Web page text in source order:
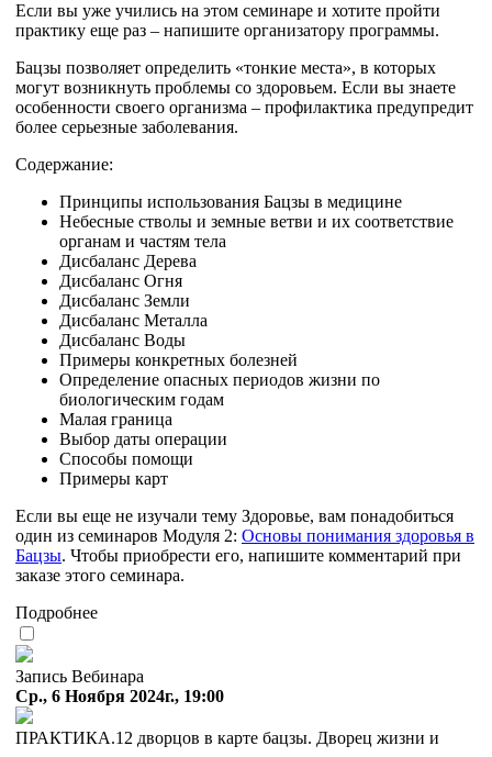
Если вы уже учились на этом семинаре и хотите пройти
практику еще раз – напишите организатору программы.
Бацзы позволяет определить «тонкие места», в которых
могут возникнуть проблемы со здоровьем. Если вы знаете
особенности своего организма – профилактика предупредит
более серьезные заболевания.
Содержание:
Принципы использования Бацзы в медицине
Небесные стволы и земные ветви и их соответствие
органам и частям тела
Дисбаланс Дерева
Дисбаланс Огня
Дисбаланс Земли
Дисбаланс Металла
Дисбаланс Воды
Примеры конкретных болезней
Определение опасных периодов жизни по
биологическим годам
Малая граница
Выбор даты операции
Способы помощи
Примеры карт
Если вы еще не изучали тему Здоровье, вам понадобиться
один из семинаров Модуля 2: Основы понимания здоровья в
Бацзы. Чтобы приобрести его, напишите комментарий при
заказе этого семинара.
Подробнее
Запись Вебинара
Ср., 6 Ноября 2024г., 19:00
ПРАКТИКА.12 дворцов в карте бацзы. Дворец жизни и